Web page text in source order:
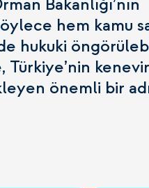
Bakanlığı’nın
hem kamu
hukuki
Türkiye’nin
önemli bir